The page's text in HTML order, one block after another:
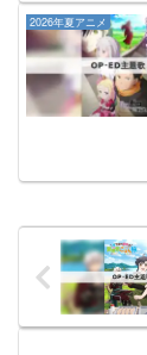
2026年夏アニメ